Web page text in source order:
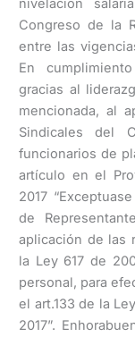
Congreso de la
entre las
En
gracias al
mencionada, al
Sindicales del
funcionarios de
artículo en el
2017
de
aplicación de las
la Ley 617 de
personal, para
el art.133 de la
2017”.